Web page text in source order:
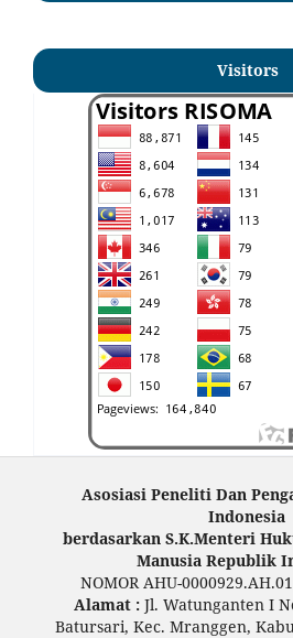
Visitors
Asosiasi Peneliti Dan
Indonesia
berdasarkan S.K.Menteri
Manusia Republik
NOMOR AHU-
Alamat : Jl. Watunganten I
Batursari, Kec. Mranggen,